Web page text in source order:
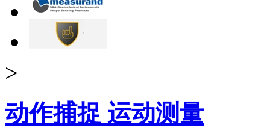
>
动作捕捉 运动测量